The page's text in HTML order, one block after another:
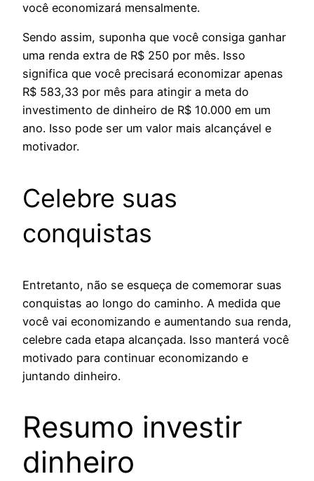
você economizará mensalmente.
Sendo assim, suponha que você consiga ganhar
uma renda extra de R$ 250 por mês. Isso
significa que você precisará economizar apenas
R$ 583,33 por mês para atingir a meta do
investimento de dinheiro de R$ 10.000 em um
ano. Isso pode ser um valor mais alcançável e
motivador.
Celebre suas
conquistas
Entretanto, não se esqueça de comemorar suas
conquistas ao longo do caminho. A medida que
você vai economizando e aumentando sua renda,
celebre cada etapa alcançada. Isso manterá você
motivado para continuar economizando e
juntando dinheiro.
Resumo investir
dinheiro